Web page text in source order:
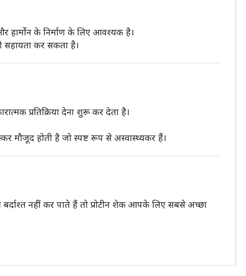
हार्मोन के निर्माण के लिए आवश्यक है।
कर सकता है।
प्रतिक्रिया देना शुरू कर देता है।
मौजूद होती है जो स्पष्ट रूप से अस्वास्थ्यकर हैं।
नहीं कर पाते हैं तो प्रोटीन शेक आपके लिए सबसे अच्छा